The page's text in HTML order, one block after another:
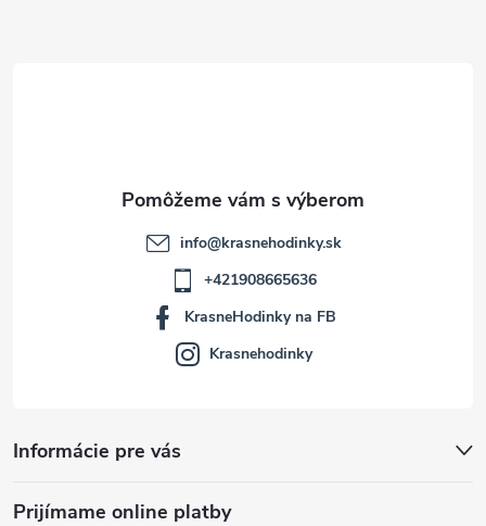
Informácie pre vás
Prijímame online platby
info@krasnehodinky.sk
+421908665636
KrasneHodinky na FB
Krasnehodinky